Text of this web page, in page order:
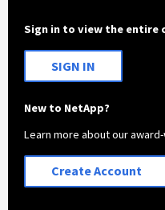
Sign in to view the entire
SIGN IN
New to NetApp?
Learn more about our
Create Account